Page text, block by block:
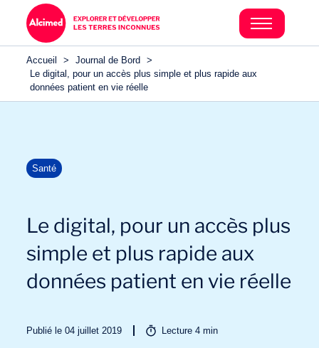
Accueil > Journal de Bord
>
Le digital, pour un accès plus simple et plus rapide aux
données patient en vie réelle
Santé
Le digital, pour un accès plus
simple et plus rapide aux
données patient en vie réelle
Publié le 04 juillet 2019 Lecture4 min